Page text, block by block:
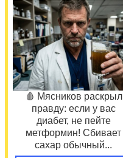
🩸 Мясников раскрыл
правду: если у вас
диабет, не пейте
метформин! Сбивает
сахар обычный...